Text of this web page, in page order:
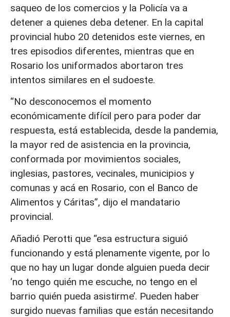
saqueo de los comercios y la Policía va a
detener a quienes deba detener. En la capital
provincial hubo 20 detenidos este viernes, en
tres episodios diferentes, mientras que en
Rosario los uniformados abortaron tres
intentos similares en el sudoeste.
“No desconocemos el momento
económicamente difícil pero para poder dar
respuesta, está establecida, desde la pandemia,
la mayor red de asistencia en la provincia,
conformada por movimientos sociales,
inglesias, pastores, vecinales, municipios y
comunas y acá en Rosario, con el Banco de
Alimentos y Cáritas”, dijo el mandatario
provincial.
Añadió Perotti que “esa estructura siguió
funcionando y está plenamente vigente, por lo
que no hay un lugar donde alguien pueda decir
‘no tengo quién me escuche, no tengo en el
barrio quién pueda asistirme’. Pueden haber
surgido nuevas familias que están necesitando